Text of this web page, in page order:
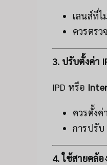
เลนส์ที่
ควรตร
3. ปรับตั้งค่า
IPD หรือ
ควรตั้ง
การปรับ
4. ใช้สายคล้